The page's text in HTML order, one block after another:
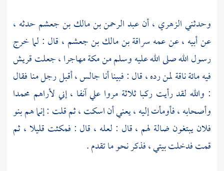
وحدثنيالزهري ،أنعبد الرحمن بن مالك بن جعشم حدثه ،
عن أبيه ، عن عمهسراقة بن مالك بن جعشم ، قال : لما خرج
رسول الله صلى الله عليه وسلم منمكةمهاجرا ، جعلتقريش
فيه مائة ناقة لمن رده ، قال : فبينا أنا جالس ، أقبل رجل منا فقال
: والله لقد رأيت ركبا ثلاثة مروا علي آنفا ، إني لأراهم محمدا
وأصحابه ، فأومأت إليه ، يعني أن اسكت ، ثم قلت : إنما هم بنو
فلان يبتغون ضالة لهم ، قال : لعله ، قال : فمكثت قليلا ، ثم
قمت فدخلت بيتي ، فذكر نحو ما تقدم .